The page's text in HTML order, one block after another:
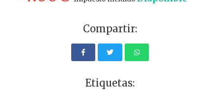
Compartir:
Etiquetas: